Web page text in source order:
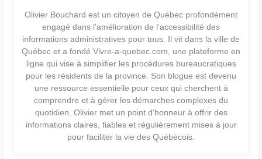
Olivier Bouchard est un citoyen de Québec profondément
engagé dans l’amélioration de l’accessibilité des
informations administratives pour tous. Il vit dans la ville de
Québec et a fondé Vivre-a-quebec.com, une plateforme en
ligne qui vise à simplifier les procédures bureaucratiques
pour les résidents de la province. Son blogue est devenu
une ressource essentielle pour ceux qui cherchent à
comprendre et à gérer les démarches complexes du
quotidien. Olivier met un point d’honneur à offrir des
informations claires, fiables et régulièrement mises à jour
pour faciliter la vie des Québécois.